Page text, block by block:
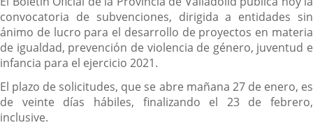
convocatoria de subvenciones, dirigida a entidades sin
ánimo de lucro para el desarrollo de proyectos en materia
de igualdad, prevención de violencia de género, juventud e
infancia para el ejercicio 2021.
El plazo de solicitudes, que se abre mañana 27 de enero, es
de veinte días hábiles, finalizando el 23 de febrero,
inclusive.